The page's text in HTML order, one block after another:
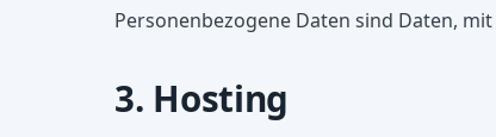
Personenbezogene Daten sind Daten,
3. Hosting